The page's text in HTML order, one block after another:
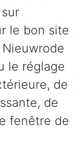
le bon site
le réglage
de
de
fenêtre de